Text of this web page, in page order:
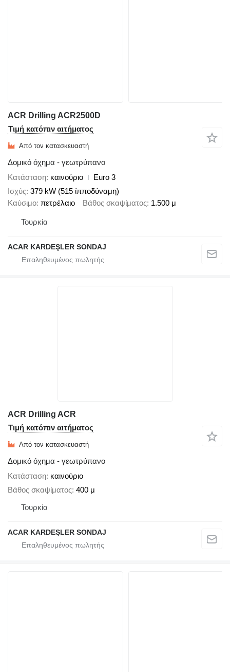
ACR Drilling ACR2500D
Τιμή κατόπιν αιτήματος
Από τον κατασκευαστή
Δομικό όχημα - γεωτρύπανο
Κατάσταση καινούριο
Euro 3
Ισχύς 379 kW (515 ίπποδύναμη)
Καύσιμο πετρέλαιο Βάθος σκαψίματος 1.500 μ
Τουρκία
ACAR KARDEŞLER SONDAJ
ACR Drilling ACR
Τιμή κατόπιν αιτήματος
Από τον κατασκευαστή
Δομικό όχημα - γεωτρύπανο
Κατάσταση καινούριο
Βάθος σκαψίματος 400 μ
Τουρκία
ACAR KARDEŞLER SONDAJ